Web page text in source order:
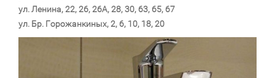
ул. Ленина, 22, 26, 26А, 28, 30, 63, 65, 67
ул. Бр. Горожанкиных, 2, 6, 10, 18, 20